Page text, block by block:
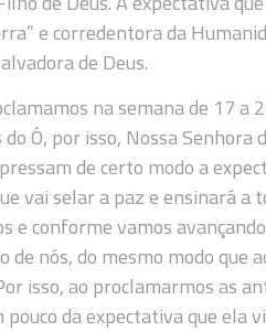
e corredentora da
de Deus.
na semana de 17 a
Ó, por isso, Nossa Senhora
de certo modo a
vai selar a paz e ensinará a
e conforme vamos
nós, do mesmo modo que
isso, ao proclamarmos as
da expectativa que ela